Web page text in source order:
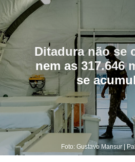
Ditadura não se
nem as 317.646
se
Foto: Gustavo Mansur |